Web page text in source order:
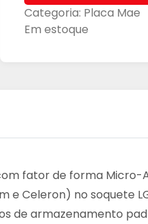
Categoria: Placa Mae
Em estoque
fator de forma
Celeron) no soquete
de armazenamento